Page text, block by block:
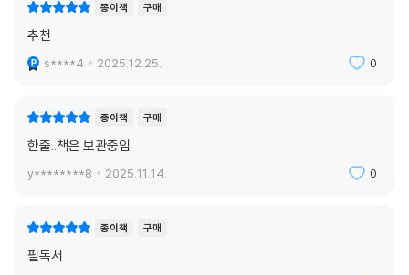
비극적인 상실 이야기이다. 자유는 정부로부터의 자유가 아니라 자치의 능
력, 즉 유일하게 자유를 가능하게 해주는 자치의 능력에 관한 것이다.
- [뉴욕타임스]
종이책 구매
추천
s****4 2025.12.25. 0
종이책 구매
한줄..책은 보관중임
y********8 2025.11.14. 0
종이책 구매
필독서